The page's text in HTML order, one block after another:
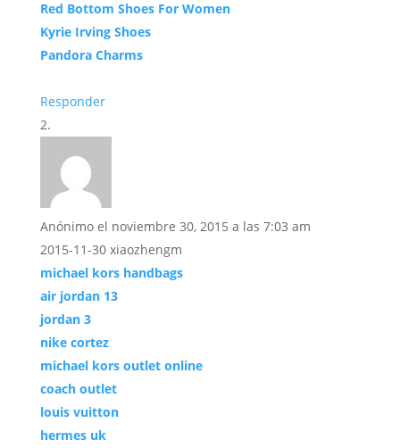
Red Bottom Shoes For Women
Kyrie Irving Shoes
Pandora Charms
Responder
Anónimo el noviembre 30, 2015 a las 7:03 am
2015-11-30 xiaozhengm
michael kors handbags
air jordan 13
jordan 3
nike cortez
michael kors outlet online
coach outlet
louis vuitton
hermes uk